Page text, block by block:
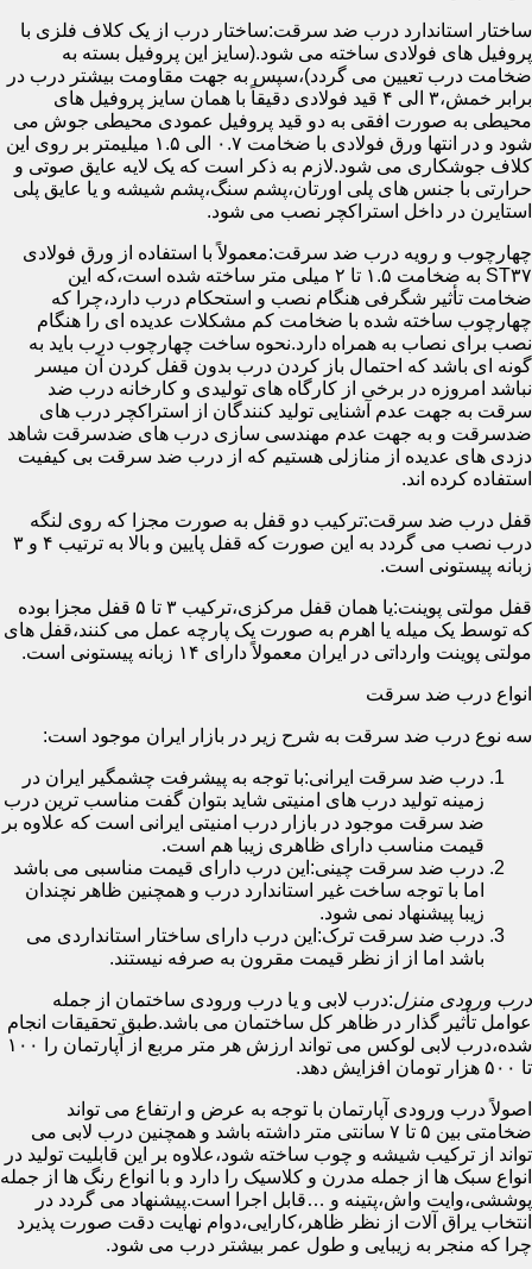
ساختار استاندارد درب ضد سرقت:ساختار درب از یک کلاف فلزی با
پروفیل های فولادی ساخته می شود.(سایز این پروفیل بسته به
ضخامت درب تعیین می گردد)،سپس به جهت مقاومت بیشتر درب در
برابر خمش،۳ الی ۴ قید فولادی دقیقاً با همان سایز پروفیل های
محیطی به صورت افقی به دو قید پروفیل عمودی محیطی جوش می
شود و در انتها ورق فولادی با ضخامت ۰.۷ الی ۱.۵ میلیمتر بر روی این
کلاف جوشکاری می شود.لازم به ذکر است که یک لایه عایق صوتی و
حرارتی با جنس های پلی اورتان،پشم سنگ،پشم شیشه و یا عایق پلی
استایرن در داخل استراکچر نصب می شود.
چهارچوب و رویه درب ضد سرقت:معمولاً با استفاده از ورق فولادی
ST۳۷ به ضخامت ۱.۵ تا ۲ میلی متر ساخته شده است،که این
ضخامت تأثیر شگرفی هنگام نصب و استحکام درب دارد،چرا که
چهارچوب ساخته شده با ضخامت کم مشکلات عدیده ای را هنگام
نصب برای نصاب به همراه دارد.نحوه ساخت چهارچوب درب باید به
گونه ای باشد که احتمال باز کردن درب بدون قفل کردن آن میسر
نباشد امروزه در برخی از کارگاه های تولیدی و کارخانه درب ضد
سرقت به جهت عدم آشنایی تولید کنندگان از استراکچر درب های
ضدسرقت و به جهت عدم مهندسی سازی درب های ضدسرقت شاهد
دزدی های عدیده از منازلی هستیم که از درب ضد سرقت بی کیفیت
استفاده کرده اند.
قفل درب ضد سرقت:ترکیب دو قفل به صورت مجزا که روی لنگه
درب نصب می گردد به این صورت که قفل پایین و بالا به ترتیب ۴ و ۳
زبانه پیستونی است.
قفل مولتی پوینت:یا همان قفل مرکزی،ترکیب ۳ تا ۵ قفل مجزا بوده
که توسط یک میله یا اهرم به صورت یک پارچه عمل می کنند،قفل های
مولتی پوینت وارداتی در ایران معمولاً دارای ۱۴ زبانه پیستونی است.
انواع درب ضد سرقت
سه نوع درب ضد سرقت به شرح زیر در بازار ایران موجود است:
درب ضد سرقت ایرانی:با توجه به پیشرفت چشمگیر ایران در
زمینه تولید درب های امنیتی شاید بتوان گفت مناسب ترین درب
ضد سرقت موجود در بازار درب امنیتی ایرانی است که علاوه بر
قیمت مناسب دارای ظاهری زیبا هم است.
درب ضد سرقت چینی:این درب دارای قیمت مناسبی می باشد
اما با توجه ساخت غیر استاندارد درب و همچنین ظاهر نچندان
زیبا پیشنهاد نمی شود.
درب ضد سرقت ترک:این درب دارای ساختار استانداردی می
باشد اما از از نظر قیمت مقرون به صرفه نیستند.
درب ورودی منزل:درب لابی و یا درب ورودی ساختمان از جمله
عوامل تأثیر گذار در ظاهر کل ساختمان می باشد.طبق تحقیقات انجام
شده،درب لابی لوکس می تواند ارزش هر متر مربع از آپارتمان را ۱۰۰
تا ۵۰۰ هزار تومان افزایش دهد.
اصولاً درب ورودی آپارتمان با توجه به عرض و ارتفاع می تواند
ضخامتی بین ۵ تا ۷ سانتی متر داشته باشد و همچنین درب لابی می
تواند از ترکیب شیشه و چوب ساخته شود،علاوه بر این قابلیت تولید در
انواع سبک ها از جمله مدرن و کلاسیک را دارد و با انواع رنگ ها از جمله
پوششی،وایت واش،پتینه و …قابل اجرا است.پیشنهاد می گردد در
انتخاب یراق آلات از نظر ظاهر،کارایی،دوام نهایت دقت صورت پذیرد
چرا که منجر به زیبایی و طول عمر بیشتر درب می شود.